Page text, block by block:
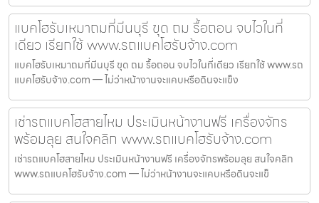
แบคโฮรับเหมาถมที่มีนบุรี ขุด ถม รื้อถอน จบไวในที่
เดียว เรียกใช้ www.รถแบคโฮรับจ้าง.com
แบคโฮรับเหมาถมที่มีนบุรี ขุด ถม รื้อถอน จบไวในที่เดียว เรียกใช้ www.รถ
แบคโฮรับจ้าง.com — ไม่ว่าหน้างานจะแคบหรือดินจะแข็ง
เช่ารถแบคโฮสายไหม ประเมินหน้างานฟรี เครื่องจักร
พร้อมลุย สนใจคลิก www.รถแบคโฮรับจ้าง.com
เช่ารถแบคโฮสายไหม ประเมินหน้างานฟรี เครื่องจักรพร้อมลุย สนใจคลิก
www.รถแบคโฮรับจ้าง.com — ไม่ว่าหน้างานจะแคบหรือดินจะแข็